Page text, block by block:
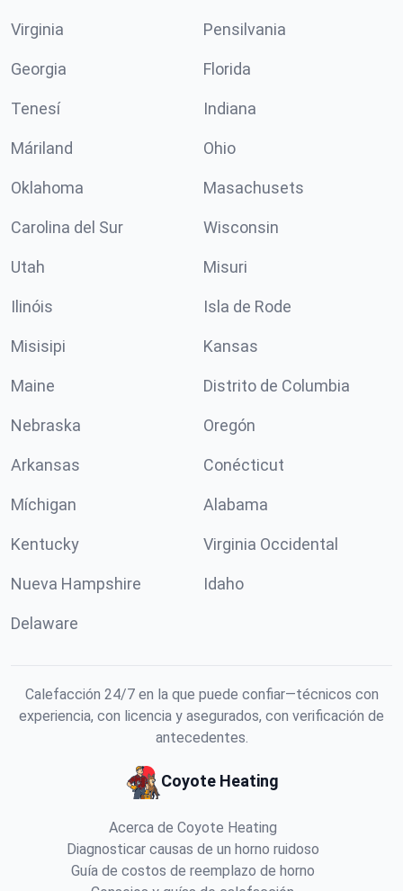
Virginia Pensilvania
Georgia Florida
Tenesí Indiana
Máriland Ohio
Oklahoma Masachusets
Carolina del Sur Wisconsin
Utah Misuri
Ilinóis Isla de Rode
Misisipi Kansas
Maine Distrito de Columbia
Nebraska Oregón
Arkansas Conécticut
Míchigan Alabama
Kentucky Virginia Occidental
Nueva Hampshire Idaho
Delaware
Calefacción 24/7 en la que puede confiar—técnicos con
experiencia, con licencia y asegurados, con verificación de
antecedentes.
Coyote Heating
Acerca de Coyote Heating
Diagnosticar causas de un horno ruidoso
Guía de costos de reemplazo de horno